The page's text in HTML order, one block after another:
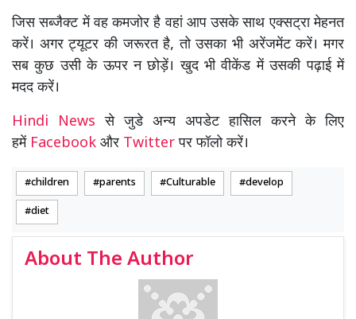
जिस सब्जैक्ट में वह कमजोर है वहां आप उसके साथ एक्सट्रा मेहनत
करें। अगर ट्यूटर की जरूरत है, तो उसका भी अरेंजमेंट करें। मगर
सब कुछ उसी के ऊपर न छोड़ें। खुद भी वीकेंड में उसकी पढ़ाई में
मदद करें।
Hindi Newsसे जुडे अन्य अपडेट हासिल करने के लिए
हमें Facebook और Twitterपर फॉलो करें।
children parents Culturable develop
diet
About The Author